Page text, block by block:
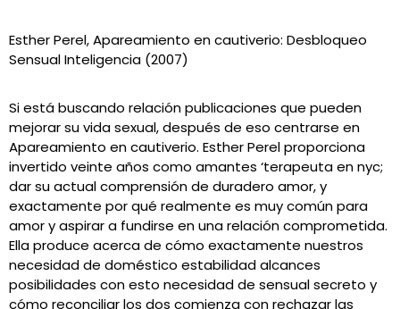
Esther Perel, Apareamiento en cautiverio: Desbloqueo
Sensual Inteligencia (2007)
Si está buscando relación publicaciones que pueden
mejorar su vida sexual, después de eso centrarse en
Apareamiento en cautiverio. Esther Perel proporciona
invertido veinte años como amantes ‘terapeuta en nyc;
dar su actual comprensión de duradero amor, y
exactamente por qué realmente es muy común para
amor y aspirar a fundirse en una relación comprometida.
Ella produce acerca de cómo exactamente nuestros
necesidad de doméstico estabilidad alcances
posibilidades con esto necesidad de sensual secreto y
cómo reconciliar los dos comienza con rechazar las